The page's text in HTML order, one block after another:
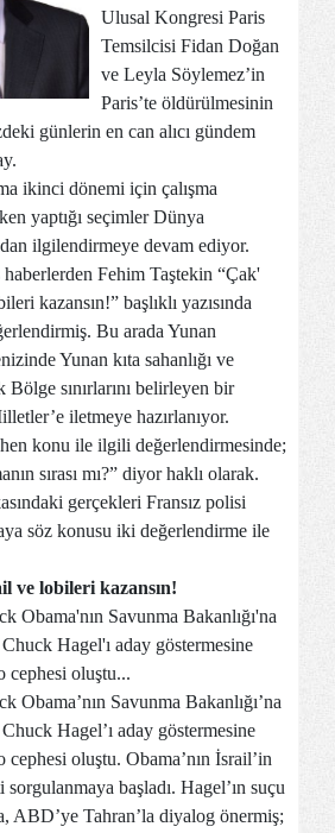
Ulusal Kongresi Paris
Temsilcisi Fidan Doğan
ve Leyla Söylemez’in
Paris’te öldürülmesinin
günlerin en can alıcı gündem
ikinci dönemi için çalışma
yaptığı seçimler Dünya
ilgilendirmeye devam ediyor.
haberlerden Fehim Taştekin “Çak'
kazansın!” başlıklı yazısında
Bu arada Yunan
Yunan kıta sahanlığı ve
sınırlarını belirleyen bir
iletmeye hazırlanıyor.
konu ile ilgili değerlendirmesinde;
sırası mı?” diyor haklı olarak.
gerçekleri Fransız polisi
söz konusu iki değerlendirme ile
ve lobileri kazansın!
Obama'nın Savunma Bakanlığı'na
Hagel'ı aday göstermesine
cephesi oluştu...
Obama’nın Savunma Bakanlığı’na
Hagel’ı aday göstermesine
cephesi oluştu. Obama’nın İsrail’in
başladı. Hagel’ın suçu
ABD’ye Tahran’la diyalog önermiş;